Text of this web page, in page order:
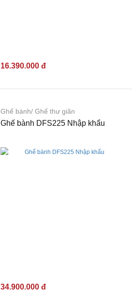
16.390.000 đ
Ghế bành/ Ghế thư giãn
Ghế bành DFS225 Nhập khẩu
34.900.000 đ